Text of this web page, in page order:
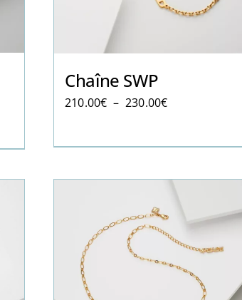
Chaîne SWP
210.00€ – 230.00€Plage
à